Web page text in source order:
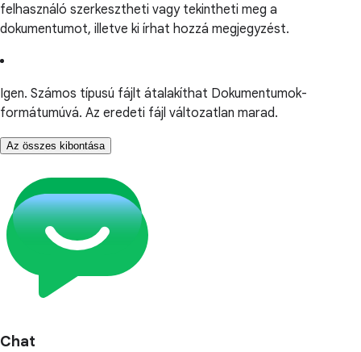
felhasználó szerkesztheti vagy tekintheti meg a
dokumentumot, illetve ki írhat hozzá megjegyzést.
Igen. Számos típusú fájlt átalakíthat Dokumentumok-
formátumúvá. Az eredeti fájl változatlan marad.
Az összes kibontása
Chat